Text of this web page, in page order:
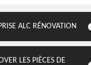
ALC RÉNOVATION
LES PIÈCES DE